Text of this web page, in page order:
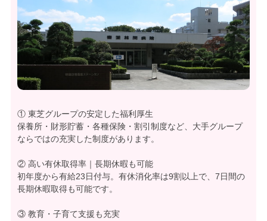
① 東芝グループの安定した福利厚生
保養所・財形貯蓄・各種保険・割引制度など、大手グループ
ならではの充実した制度があります。
② 高い有休取得率｜長期休暇も可能
初年度から有給23日付与。有休消化率は9割以上で、7日間の
長期休暇取得も可能です。
③ 教育・子育て支援も充実